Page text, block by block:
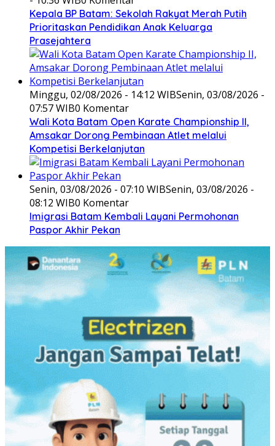
Kepala BP Batam: Sekolah Rakyat Merah Putih
Prioritaskan Pendidikan Anak Keluarga
Prasejahtera
Minggu, 02/08/2026 - 14:12 WIBSenin, 03/08/2026 -
07:57 WIB0 Komentar
Wali Kota Batam Open Karate Championship II,
Amsakar Dorong Pembinaan Atlet melalui
Kompetisi Berkelanjutan
Senin, 03/08/2026 - 07:10 WIBSenin, 03/08/2026 -
08:12 WIB0 Komentar
Imigrasi Batam Kembali Layani Permohonan
Paspor Akhir Pekan